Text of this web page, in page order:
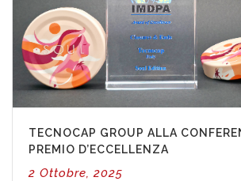
TECNOCAP GROUP ALLA
PREMIO D’ECCELLENZA
2 Ottobre, 2025